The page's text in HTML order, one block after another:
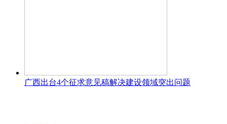
广西出台4个征求意见稿解决建设领域突出问题